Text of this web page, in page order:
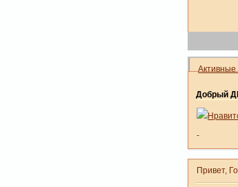
Добрый
-
Привет,